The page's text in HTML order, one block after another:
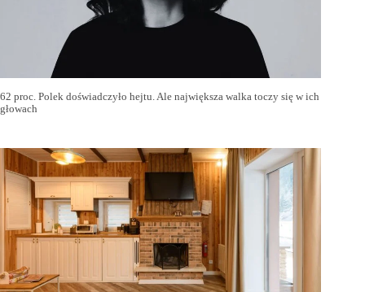
62 proc. Polek doświadczyło hejtu. Ale największa walka toczy się w ich
głowach